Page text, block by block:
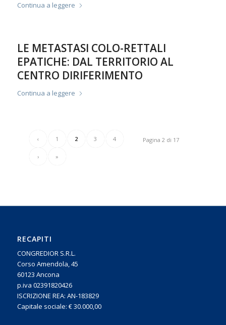
Continua a leggere
LE METASTASI COLO-RETTALI
EPATICHE: DAL TERRITORIO AL
CENTRO DIRIFERIMENTO
Continua a leggere
Pagina 2 di 17
‹ 1 2 3 4
› »
RECAPITI
CONGREDIOR S.R.L.
Corso Amendola, 45
60123 Ancona
p.iva 02391820426
ISCRIZIONE REA: AN-183829
Capitale sociale: € 30.000,00